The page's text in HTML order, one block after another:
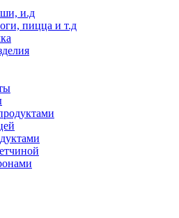
и.д
пицца и т.д